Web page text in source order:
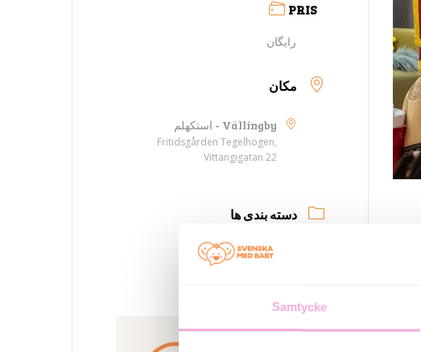
Samtycke
PRIS
رایگان
مکان
Vällingby - استکهلم
Fritidsgården Tegelhögen,
Vittangigatan 22
دسته بندی ها
جلسات پدر